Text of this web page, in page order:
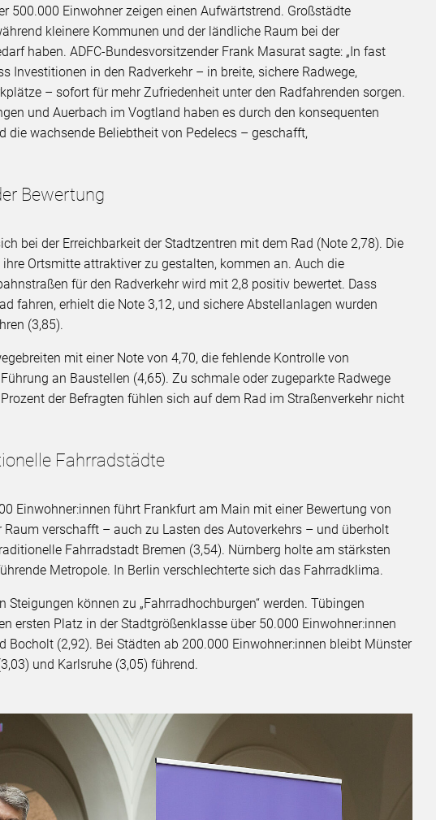
500.000 Einwohner zeigen einen Aufwärtstrend. Großstädte
kleinere Kommunen und der ländliche Raum bei der
haben. ADFC-Bundesvorsitzender Frank Masurat sagte: „In fast
Investitionen in den Radverkehr – in breite, sichere Radwege,
– sofort für mehr Zufriedenheit unter den Radfahrenden sorgen.
und Auerbach im Vogtland haben es durch den konsequenten
die wachsende Beliebtheit von Pedelecs – geschafft,
Bewertung
bei der Erreichbarkeit der Stadtzentren mit dem Rad (Note 2,78). Die
Ortsmitte attraktiver zu gestalten, kommen an. Auch die
für den Radverkehr wird mit 2,8 positiv bewertet. Dass
fahren, erhielt die Note 3,12, und sichere Abstellanlagen wurden
(3,85).
mit einer Note von 4,70, die fehlende Kontrolle von
an Baustellen (4,65). Zu schmale oder zugeparkte Radwege
der Befragten fühlen sich auf dem Rad im Straßenverkehr nicht
Fahrradstädte
Einwohner:innen führt Frankfurt am Main mit einer Bewertung von
Raum verschafft – auch zu Lasten des Autoverkehrs – und überholt
Fahrradstadt Bremen (3,54). Nürnberg holte am stärksten
Metropole. In Berlin verschlechterte sich das Fahrradklima.
können zu „Fahrradhochburgen“ werden. Tübingen
ersten Platz in der Stadtgrößenklasse über 50.000 Einwohner:innen
Bocholt (2,92). Bei Städten ab 200.000 Einwohner:innen bleibt Münster
und Karlsruhe (3,05) führend.